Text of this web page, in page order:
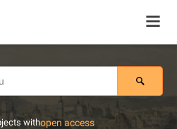
withopen access